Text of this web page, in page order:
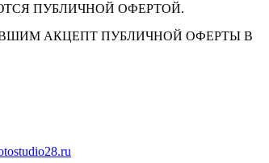
ПУБЛИЧНОЙ ОФЕРТОЙ.
АКЦЕПТ ПУБЛИЧНОЙ ОФЕРТЫ В